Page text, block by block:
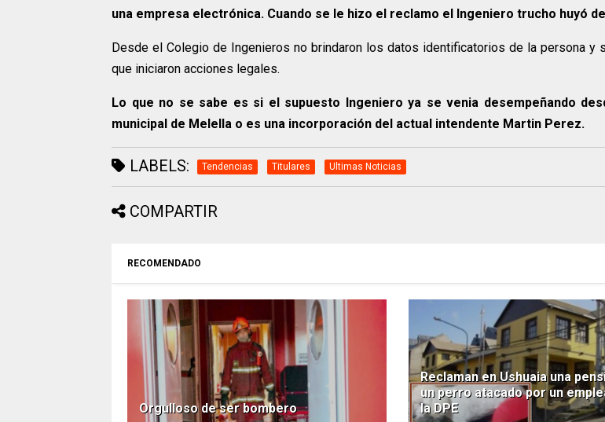
una empresa electrónica. Cuando se le hizo el reclamo el Ingeniero trucho huyó
Desde el Colegio de Ingenieros no brindaron los datos identificatorios de la persona y
que iniciaron acciones legales.
Lo que no se sabe es si el supuesto Ingeniero ya se venia desempeñando
municipal de Melella o es una incorporación del actual intendente Martin Perez.
LABELS: Tendencias Titulares Ultimas Noticias
COMPARTIR
RECOMENDADO
Orgulloso de ser bombero
Reclaman en Ushuaia una
un perro atacado por un
la DPE